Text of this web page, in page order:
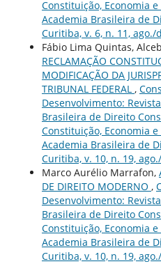
Constituição, Economia
Academia Brasileira de
Curitiba, v. 6, n. 11, ago./
Fábio Lima Quintas,
RECLAMAÇÃO
MODIFICAÇÃO DA
TRIBUNAL FEDERAL ,
Desenvolvimento:
Brasileira de Direito
Constituição, Economia
Academia Brasileira de
Curitiba, v. 10, n. 19,
Marco Aurélio Marrafon,
DE DIREITO MODERNO ,
Desenvolvimento:
Brasileira de Direito
Constituição, Economia
Academia Brasileira de
Curitiba, v. 10, n. 19,